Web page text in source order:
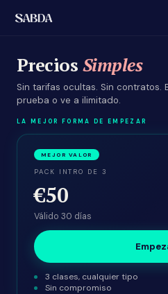
Precios Simples
Sin tarifas ocultas. Sin contratos.
prueba o ve a ilimitado.
LA MEJOR FORMA DE EMPEZAR
MEJOR VALOR
PACK INTRO DE 3
€50
Válido 30 días
3 clases, cualquier tipo
Sin compromiso